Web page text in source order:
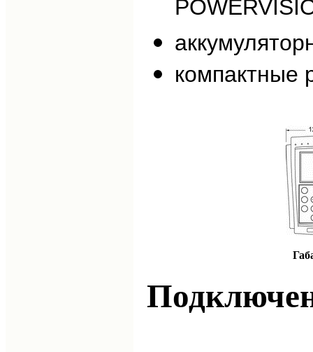
компактные